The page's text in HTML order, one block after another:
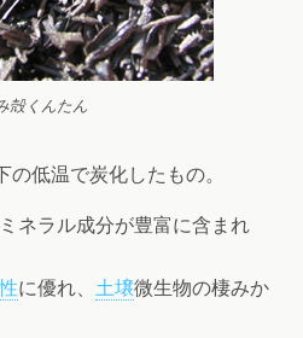
殻くんたん
低温で炭化したもの。
ネラル成分が豊富に含まれ
に優れ、 土壌微生物の棲みか